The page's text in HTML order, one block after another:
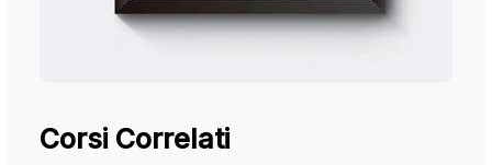
Corsi Correlati